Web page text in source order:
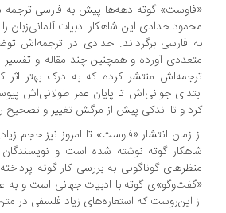
گوته دهه‌ها پیش به فارسی ترجمه شد
حدادی این شاهکار ادبیات آلمانی‌زبان را بر
فارسی برگرداند. حدادی در ترجمه‌اش
آورده و همچنین چند مقاله و تفسیر
منتشر کرده که به درک بهتر اثر کمک
جوانی‌اش تا پایان عمر طولانی‌اش پیوسته
و تا اندکی پیش از مرگش تغییر و تصحیح روی متن
زمان انتشار «فاوست» تا امروز نیز حجم زیادی
گوته نوشته شده است و نویسندگان و
گوناگونی به بررسی کار گوته پرداخته‌اند.
گوته با ادبیات جهانی است و به
این‌روست که استعاره‌های زیاد فلسفی در متن